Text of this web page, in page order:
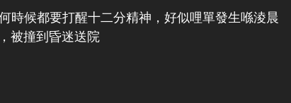
時候都要打醒十二分精神，好似哩單發生喺淩晨
被撞到昏迷送院